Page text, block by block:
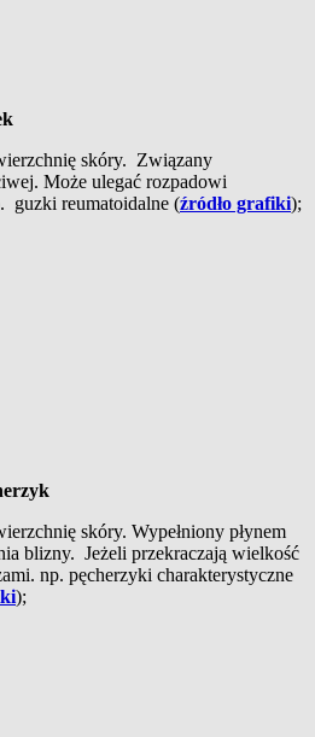
skóry. Związany
Może ulegać rozpadowi
guzki reumatoidalne (źródło grafiki);
skóry. Wypełniony płynem
blizny. Jeżeli przekraczają wielkość
np. pęcherzyki charakterystyczne
);